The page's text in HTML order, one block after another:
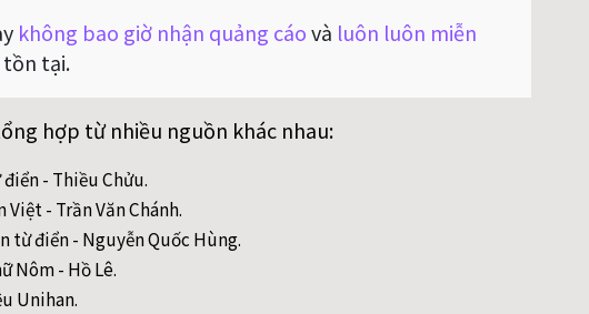
không bao giờ nhận quảng cáovà luôn luôn miễn
tại.
hợp từ nhiều nguồn khác nhau:
- Thiều Chửu.
Việt - Trần Văn Chánh.
từ điển - Nguyễn Quốc Hùng.
Nôm - Hồ Lê.
Unihan.